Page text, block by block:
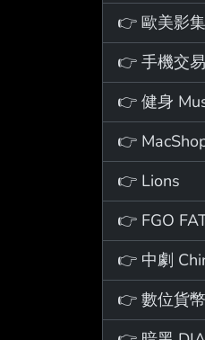
👉 歐美影
👉 手機交
👉 健身
👉
👉 Lions
👉 FGO
👉 中劇
👉 數位貨